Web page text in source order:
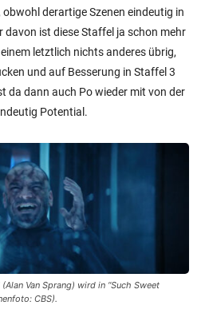
derartige Szenen eindeutig in
davon ist diese Staffel ja schon mehr
letztlich nichts anderes übrig,
und auf Besserung in Staffel 3
da dann auch Po wieder mit von der
Potential.
Van Sprang) wird in “Such Sweet
CBS).